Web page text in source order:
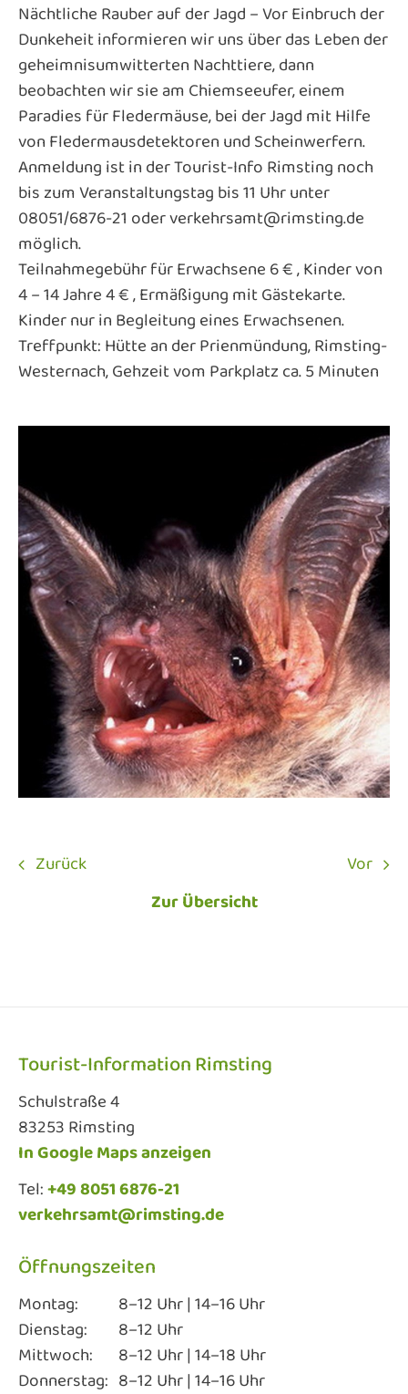
Nächtliche Rauber auf der Jagd – Vor Einbruch der
Dunkeheit informieren wir uns über das Leben der
geheimnisumwitterten Nachttiere, dann
beobachten wir sie am Chiemseeufer, einem
Paradies für Fledermäuse, bei der Jagd mit Hilfe
von Fledermausdetektoren und Scheinwerfern.
Anmeldung ist in der Tourist-Info Rimsting noch
bis zum Veranstaltungstag bis 11 Uhr unter
08051/6876-21 oder verkehrsamt@rimsting.de
möglich.
Teilnahmegebühr für Erwachsene 6 € , Kinder von
4 – 14 Jahre 4 € , Ermäßigung mit Gästekarte.
Kinder nur in Begleitung eines Erwachsenen.
Treffpunkt: Hütte an der Prienmündung, Rimsting-
Westernach, Gehzeit vom Parkplatz ca. 5 Minuten
Zurück
Vor
Zur Übersicht
Tourist-Information Rimsting
Schulstraße 4
83253 Rimsting
In Google Maps anzeigen
Tel:+49 8051 6876-21
verkehrsamt@rimsting.de
Öffnungszeiten
Montag:
8–12 Uhr | 14–16 Uhr
Dienstag:
8–12 Uhr
Mittwoch:
8–12 Uhr | 14–18 Uhr
Donnerstag: 8–12 Uhr | 14–16 Uhr